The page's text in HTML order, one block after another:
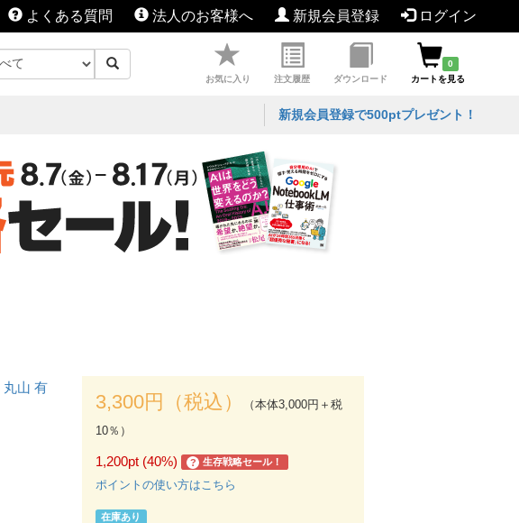
よくある質問 法人のお客様へ 新規会員登録 ログイン
お気に入り 注文履歴 ダウンロード
0
カートを見る
新規会員登録で500ptプレゼント！
丸山 有
3,300円（税込）
（本体3,000円＋税
10％）
1,200pt (40%) ? 生存戦略セール！
ポイントの使い方はこちら
在庫あり